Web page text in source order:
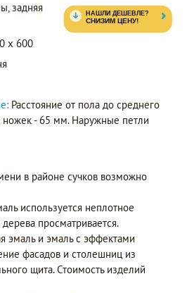
задняя
x 600
Расстояние от пола до среднего
- 65 мм. Наружные петли
в районе сучков возможно
используется неплотное
просматривается.
эмаль и эмаль с эффектами
фасадов и столешниц из
щита. Стоимость изделий